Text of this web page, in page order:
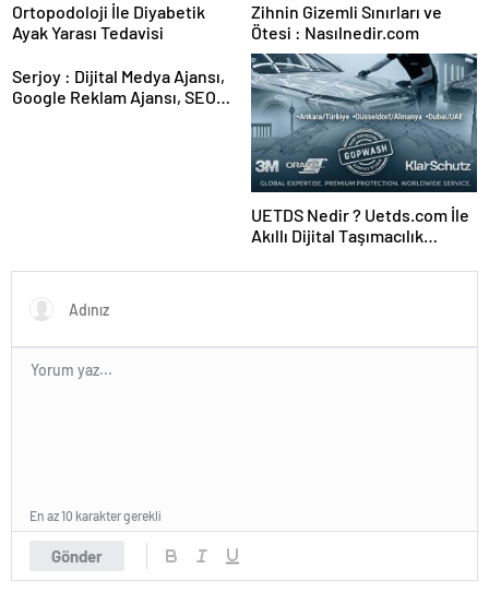
Ortopodoloji İle Diyabetik
Ayak Yarası Tedavisi
Zihnin Gizemli Sınırları ve
Ötesi : Nasılnedir.com
Serjoy : Dijital Medya Ajansı,
Google Reklam Ajansı, SEO
UETDS Nedir ? Uetds.com İle
Akıllı Dijital Taşımacılık
Gönder
En az 10 karakter gerekli